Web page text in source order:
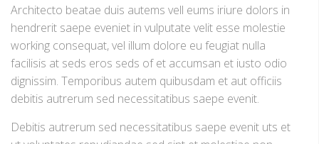
Architecto beatae duis autems vell eums iriure dolors in
hendrerit saepe eveniet in vulputate velit esse molestie
working consequat, vel illum dolore eu feugiat nulla
facilisis at seds eros seds of et accumsan et iusto odio
dignissim. Temporibus autem quibusdam et aut officiis
debitis autrerum sed necessitatibus saepe evenit.
Debitis autrerum sed necessitatibus saepe evenit uts et